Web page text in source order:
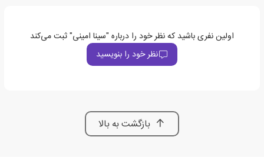
اولین نفری باشید که نظر خود را درباره "سینا امینی" ثبت می‌کند
نظر خود را بنویسید
بازگشت به بالا